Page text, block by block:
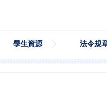
學生資源 法令規